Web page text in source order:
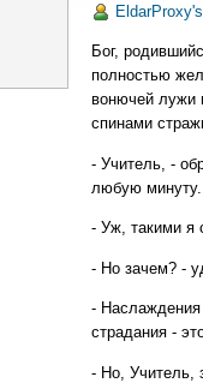
Бог,
полностью
вонючей лужи
спинами
- Учитель, -
любую минуту...
- Уж, такими я
- Но зачем? -
- Наслаждения
страдания -
- Но, Учитель,